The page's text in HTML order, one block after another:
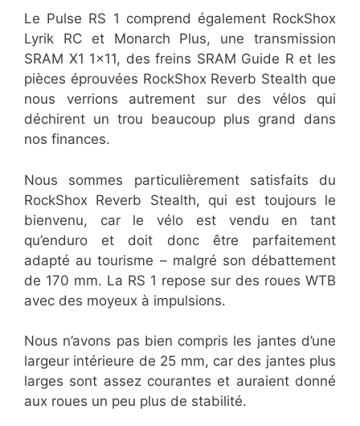
Le Pulse RS 1 comprend également RockShox
Lyrik RC et Monarch Plus, une transmission
SRAM X1 1×11, des freins SRAM Guide R et les
pièces éprouvées RockShox Reverb Stealth que
nous verrions autrement sur des vélos qui
déchirent un trou beaucoup plus grand dans
nos finances.
Nous sommes particulièrement satisfaits du
RockShox Reverb Stealth, qui est toujours le
bienvenu, car le vélo est vendu en tant
qu’enduro et doit donc être parfaitement
adapté au tourisme – malgré son débattement
de 170 mm. La RS 1 repose sur des roues WTB
avec des moyeux à impulsions.
Nous n’avons pas bien compris les jantes d’une
largeur intérieure de 25 mm, car des jantes plus
larges sont assez courantes et auraient donné
aux roues un peu plus de stabilité.